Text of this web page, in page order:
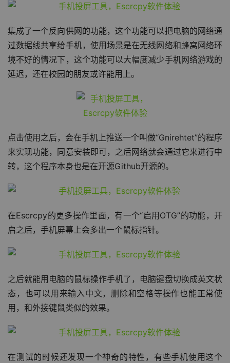
集成了一个反向供网的功能，这个功能可以把电脑的网络通
过数据线共享给手机，使用场景是在无线网络和蜂窝网络环
境不好的情况下，这个功能可以大幅度减少手机网络游戏的
延迟，还在校园的朋友或许能用上。
点击使用之后，会在手机上推送一个叫做“Gnirehtet”的程序
来实现功能，同意安装即可，之后网络就会通过它来进行中
转，这个程序本身也是在开源Github开源的。
在Escrcpy的更多操作里面，有一个“启用OTG”的功能，开
启之后，手机屏幕上会多出一个鼠标指针。
之后就能用电脑的鼠标操作手机了，电脑键盘切换成英文状
态，也可以用来输入中文，删除和空格等操作也能正常使
用，和外接键鼠类似的效果。
在测试的时候还发现一个神奇的特性，有些手机使用这个